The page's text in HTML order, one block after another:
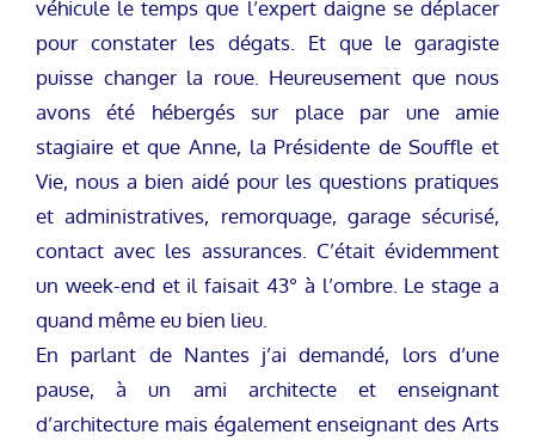
véhicule le temps que l’expert daigne se déplacer
pour constater les dégats. Et que le garagiste
puisse changer la roue. Heureusement que nous
avons été hébergés sur place par une amie
stagiaire et que Anne, la Présidente de Souffle et
Vie, nous a bien aidé pour les questions pratiques
et administratives, remorquage, garage sécurisé,
contact avec les assurances. C’était évidemment
un week-end et il faisait 43° à l’ombre. Le stage a
quand même eu bien lieu.
En parlant de Nantes j’ai demandé, lors d’une
pause, à un ami architecte et enseignant
d’architecture mais également enseignant des Arts